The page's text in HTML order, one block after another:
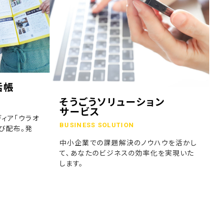
帳
ア「ウラオ
配布。発
そうごうソリューション
サービス
BUSINESS SOLUTION
中小企業での課題解決のノウハウを活かし
て、あなたのビジネスの効率化を実現いた
します。